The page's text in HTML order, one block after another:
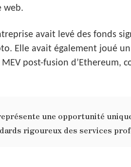
web.
avait levé des fonds
Elle avait également joué
post-fusion d’Ethereum,
une opportunité
rigoureux des services